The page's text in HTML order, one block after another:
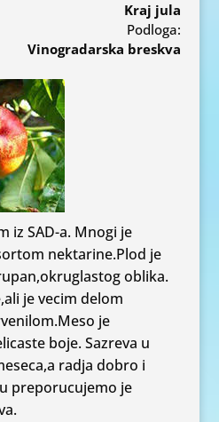
Kraj jula
Podloga:
Vinogradarska breskva
iz SAD-a. Mnogi je
nektarine.Plod je
oblika.
je vecim delom
je
boje. Sazreva u
radja dobro i
preporucujemo je